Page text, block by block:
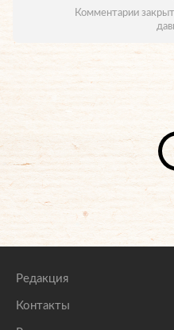
Комментарии
Редакция
Контакты